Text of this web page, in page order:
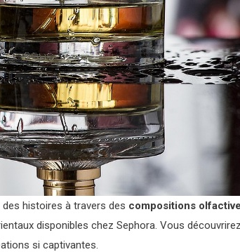
histoires à travers des compositions
disponibles chez Sephora. Vous
si captivantes.